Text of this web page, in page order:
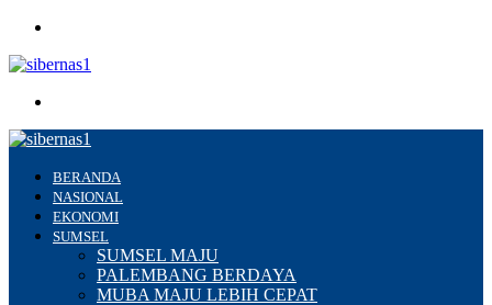
BERANDA
NASIONAL
EKONOMI
SUMSEL
SUMSEL MAJU
PALEMBANG BERDAYA
MUBA MAJU LEBIH CEPAT